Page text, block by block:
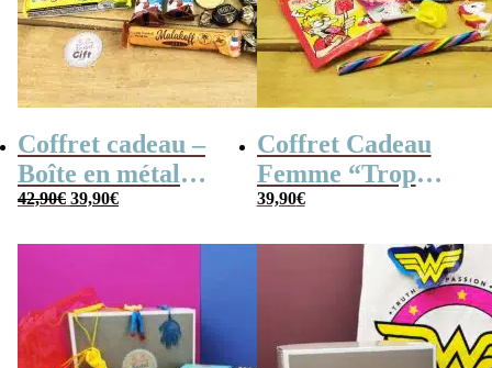
Coffret cadeau –
Boîte en métal
cassette –
coffret chocolat
original
42,90€ Le
prix
42,90€.
39,90€Le
prix
39,90€.
Coffret Cadeau
Femme “Trop
Mignon”
39,90€